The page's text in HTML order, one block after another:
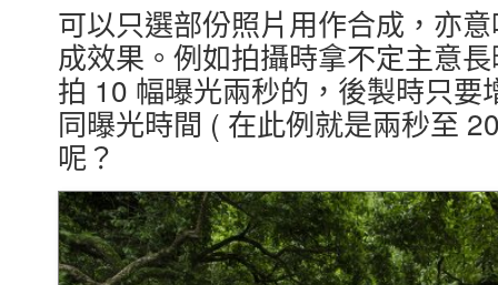
可以只選部份照片用作合成，亦
成效果。例如拍攝時拿不定主意
拍 10 幅曝光兩秒的，後製時只
同曝光時間 ( 在此例就是兩秒至
呢？